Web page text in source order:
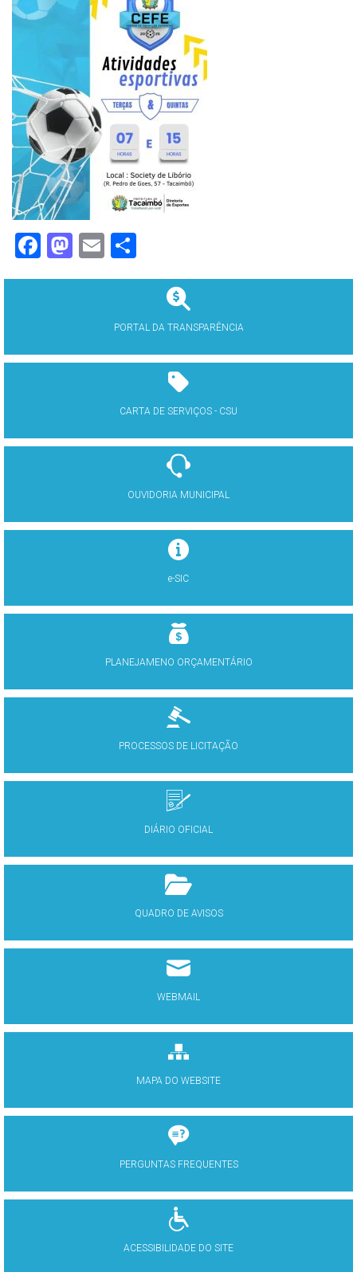
Facebook
Mastodon
Email
PORTAL DA TRANSPARÊNCIA
CARTA DE SERVIÇOS - CSU
OUVIDORIA MUNICIPAL
e-SIC
PLANEJAMENO ORÇAMENTÁRIO
PROCESSOS DE LICITAÇÃO
DIÁRIO OFICIAL
QUADRO DE AVISOS
WEBMAIL
MAPA DO WEBSITE
PERGUNTAS FREQUENTES
ACESSIBILIDADE DO SITE